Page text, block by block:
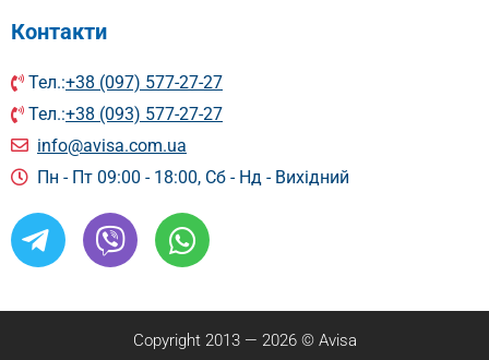
Контакти
Тел.:+38 (097) 577-27-27
Тел.:+38 (093) 577-27-27
info@avisa.com.ua
Пн - Пт 09:00 - 18:00, Сб - Нд - Вихідний
Copyright 2013 — 2026 © Avisa